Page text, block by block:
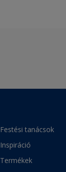
Festési tanácsok
Inspiráció
Termékek